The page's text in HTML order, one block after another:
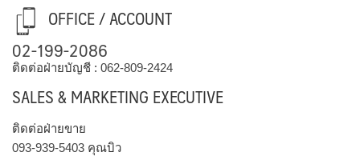
OFFICE / ACCOUNT
02-199-2086
ติดต่อฝ่ายบัญชี : 062-809-2424
SALES & MARKETING EXECUTIVE
ติดต่อฝ่ายขาย
093-939-5403 คุณบิว